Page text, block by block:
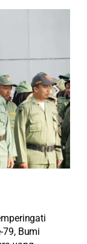
79, Bumi